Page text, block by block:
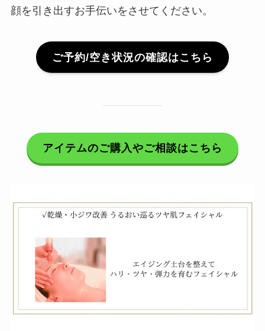
顔を引き出すお手伝いをさせてください。
ご予約/空き状況の確認はこちら
アイテムのご購入やご相談はこちら